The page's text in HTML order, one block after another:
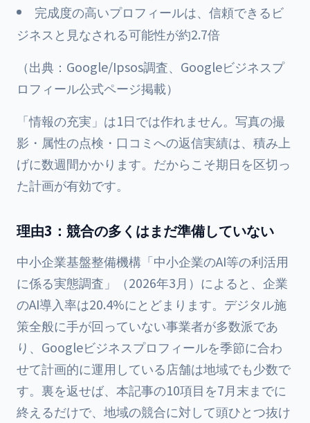
完成度の高いプロフィールは、信頼できるビ
ジネスと見なされる可能性が約2.7倍
（出典：Google/Ipsos調査、Googleビジネスプ
ロフィール公式ページ掲載）
「情報の充実」は1日では作れません。写真の撮
影・属性の点検・口コミへの返信実績は、積み上
げに数週間かかります。だからこそ期日を区切っ
た計画が有効です。
理由3：競合の多くはまだ準備していない
中小企業基盤整備機構「中小企業のAI等の利活用
に係る実態調査」（2026年3月）によると、企業
のAI導入率は20.4%にとどまります。デジタル施
策全般に手が回っていない事業者が多数派であ
り、Googleビジネスプロフィールを季節に合わ
せて計画的に運用している店舗は地域でも少数で
す。裏を返せば、本記事の10項目を7月末までに
終えるだけで、地域の競合に対して頭ひとつ抜け